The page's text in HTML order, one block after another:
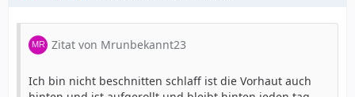
Zitat von Mrunbekannt23
Ich bin nicht beschnitten schlaff ist die Vorhaut auch